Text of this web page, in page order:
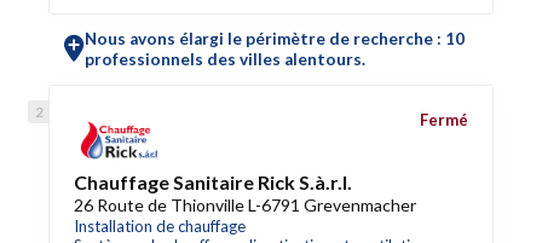
Nous avons élargi le périmètre de recherche : 10
professionnels des villes alentours.
Chauffage Sanitaire Rick S.à.r.l.
26 Route de Thionville L-6791 Grevenmacher
Installation de chauffage
Fermé